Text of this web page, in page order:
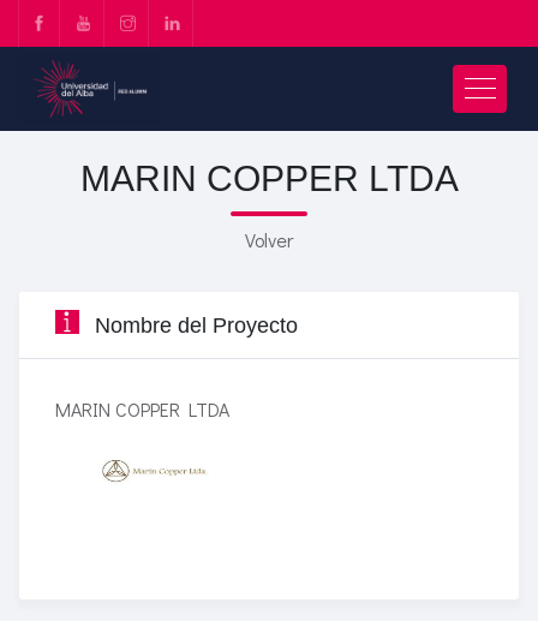
MARIN COPPER LTDA
Volver
Nombre del Proyecto
MARIN COPPER LTDA